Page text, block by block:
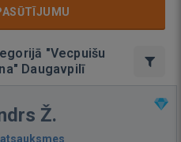
"Vecpuišu
Daugavpilī
Ž.